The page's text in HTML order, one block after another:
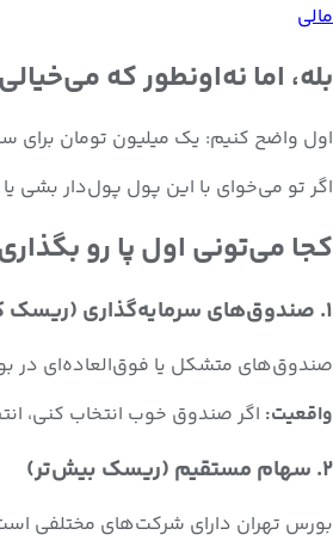
مالی
بله، اما نه‌اونطور که می‌خیالی
اول واضح کنیم: یک میلیون تومان برای
اگر تو می‌خوای با این پول پول‌دار بشی
کجا می‌تونی اول پا رو
۱. صندوق‌های سرمایه‌گذاری (ریسک کم‌تر)
صندوق‌های متشکل یا فوق‌العاده‌ای در بورس تهران کم‌ترین سرسامِ هستند. می‌تونی با ۱
واقعیت: اگر صندوق خوب انتخاب کنی، انتظار بده سالانه ۸ تا ۱۵ درصد بازده داشته باشی — یا منفی برگردی.
۲. سهام مستقیم (ریسک بیش‌تر)
بورس تهران دارای شرکت‌های مختلفی است. با یک میلیون